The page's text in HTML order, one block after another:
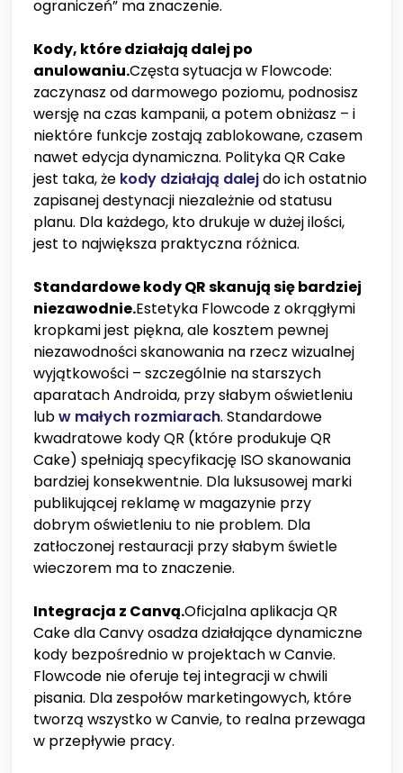
ograniczeń” ma znaczenie.
Kody, które działają dalej po
anulowaniu.Częsta sytuacja w Flowcode:
zaczynasz od darmowego poziomu, podnosisz
wersję na czas kampanii, a potem obniżasz – i
niektóre funkcje zostają zablokowane, czasem
nawet edycja dynamiczna. Polityka QR Cake
jest taka, że kody działają dalejdo ich ostatnio
zapisanej destynacji niezależnie od statusu
planu. Dla każdego, kto drukuje w dużej ilości,
jest to największa praktyczna różnica.
Standardowe kody QR skanują się bardziej
niezawodnie.Estetyka Flowcode z okrągłymi
kropkami jest piękna, ale kosztem pewnej
niezawodności skanowania na rzecz wizualnej
wyjątkowości – szczególnie na starszych
aparatach Androida, przy słabym oświetleniu
lubw małych rozmiarach. Standardowe
kwadratowe kody QR (które produkuje QR
Cake) spełniają specyfikację ISO skanowania
bardziej konsekwentnie. Dla luksusowej marki
publikującej reklamę w magazynie przy
dobrym oświetleniu to nie problem. Dla
zatłoczonej restauracji przy słabym świetle
wieczorem ma to znaczenie.
Integracja z Canvą.Oficjalna aplikacja QR
Cake dla Canvy osadza działające dynamiczne
kody bezpośrednio w projektach w Canvie.
Flowcode nie oferuje tej integracji w chwili
pisania. Dla zespołów marketingowych, które
tworzą wszystko w Canvie, to realna przewaga
w przepływie pracy.